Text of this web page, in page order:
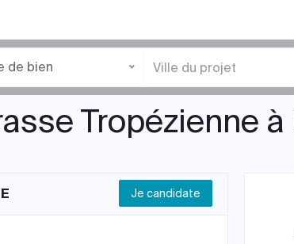
de bien
Tropézienne
Je candidate